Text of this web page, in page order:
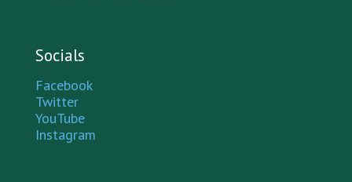
Socials
Facebook
Twitter
YouTube
Instagram